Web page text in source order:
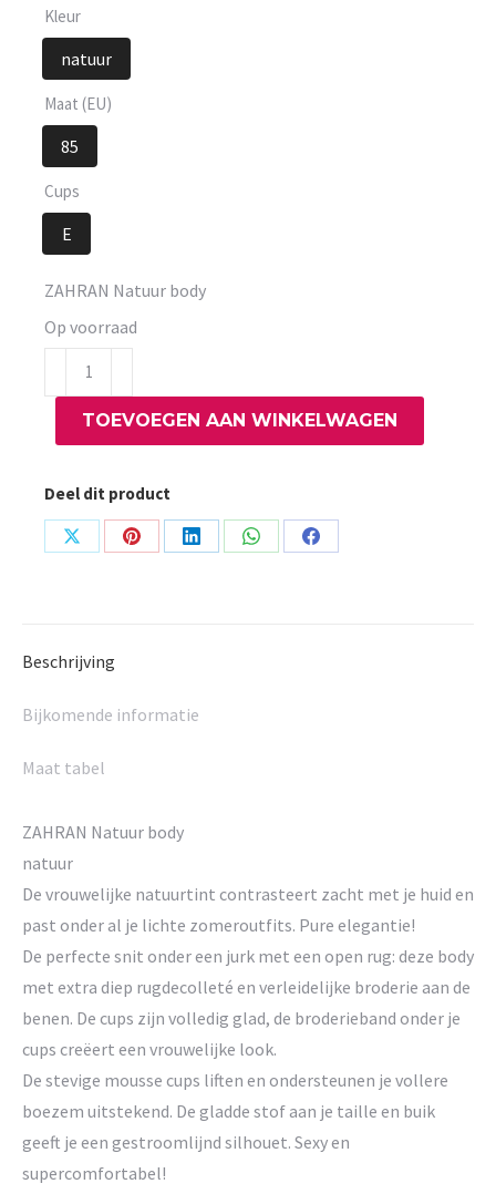
Kleur
natuur
Maat (EU)
85
Cups
E
ZAHRAN Natuur body
Op voorraad
ZAHRAN
Natuur
TOEVOEGEN AAN WINKELWAGEN
Deel dit product
Share
Share
Share
Share
Share
Beschrijving
Bijkomende informatie
Maat tabel
ZAHRAN Natuur body
natuur
De vrouwelijke natuurtint contrasteert zacht met je huid en
past onder al je lichte zomeroutfits. Pure elegantie!
De perfecte snit onder een jurk met een open rug: deze body
met extra diep rugdecolleté en verleidelijke broderie aan de
benen. De cups zijn volledig glad, de broderieband onder je
cups creëert een vrouwelijke look.
De stevige mousse cups liften en ondersteunen je vollere
boezem uitstekend. De gladde stof aan je taille en buik
geeft je een gestroomlijnd silhouet. Sexy en
supercomfortabel!